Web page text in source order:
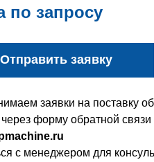
по запросу
Отправить заявку
заявки на поставку
форму обратной связи
с менеджером для